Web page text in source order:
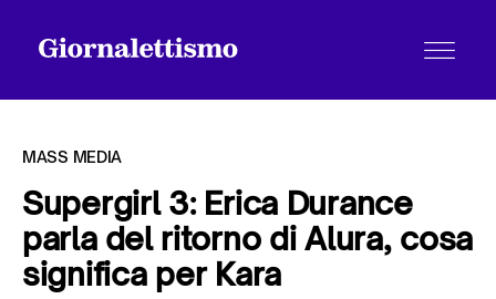
Tutti gli articoli
MASS MEDIA
Supergirl 3: Erica Durance
parla del ritorno di Alura, cosa
significa per Kara